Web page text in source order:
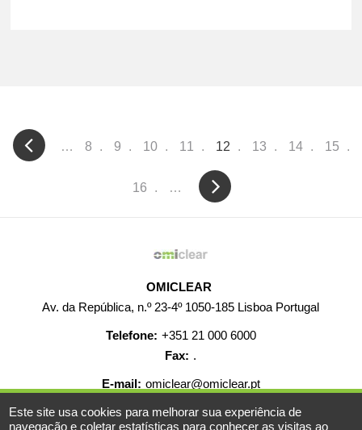
…
Página
8 Página
9 Página
10 Página
11
Current
page
12 Página
13 Página
14 15
Página
16 …
OMICLEAR
Av. da República, n.º 23-4º 1050-185 Lisboa Portugal
Telefone: +351 21 000 6000
Fax: .
E-mail: omiclear@omiclear.pt
AJUDA CONTACTO CARREIRAS MAPA WEB
Este site usa cookies para melhorar sua experiência de
navegação e coletar estatísticas para conhecer as visitas ao